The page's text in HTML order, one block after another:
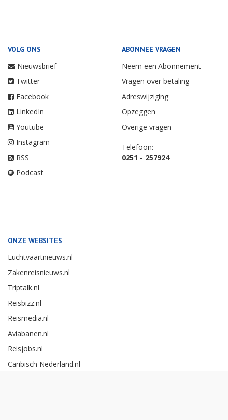
VOLG ONS
Nieuwsbrief
Twitter
Facebook
LinkedIn
Youtube
Instagram
RSS
Podcast
ABONNEE VRAGEN
Neem een Abonnement
Vragen over betaling
Adreswijziging
Opzeggen
Overige vragen
Telefoon:
0251 - 257924
ONZE WEBSITES
Luchtvaartnieuws.nl
Zakenreisnieuws.nl
Triptalk.nl
Reisbizz.nl
Reismedia.nl
Aviabanen.nl
Reisjobs.nl
Caribisch Nederland.nl